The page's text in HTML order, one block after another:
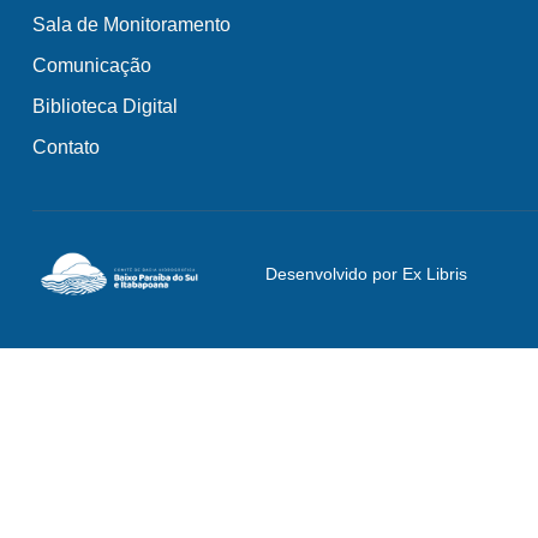
Sala de Monitoramento
Comunicação
Biblioteca Digital
Contato
Desenvolvido por Ex Libris